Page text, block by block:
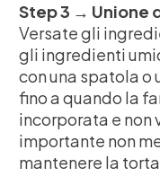
Step 3 → Unione
Versate gli
gli ingredienti
con una spatola o
fino a quando la
incorporata e non
importante non
mantenere la